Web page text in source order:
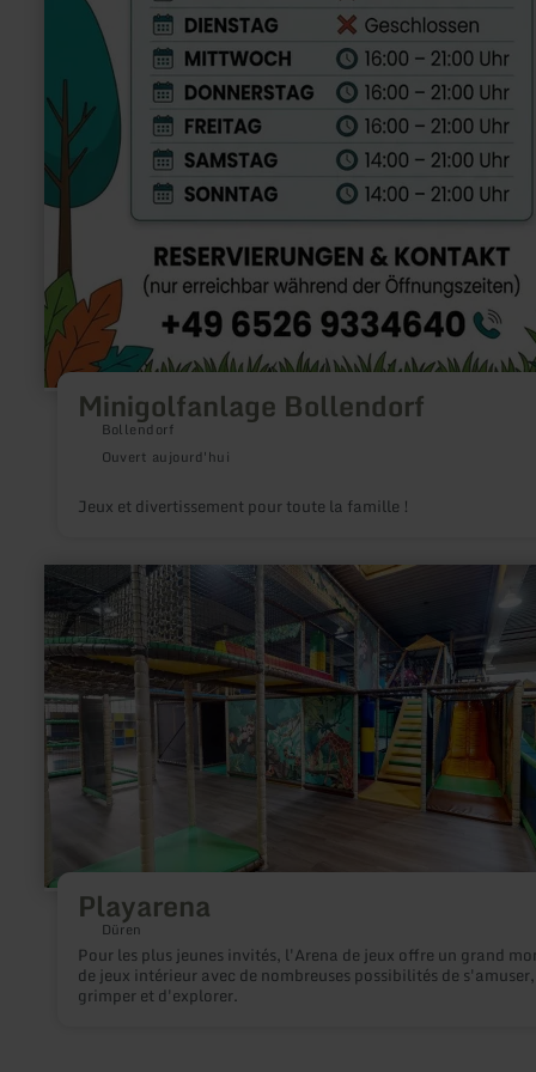
Minigolfanlage Bollendorf
Bollendorf
Ouvert aujourd'hui
Jeux et divertissement pour toute la famille !
Playarena
Düren
Pour les plus jeunes invités, l'Arena de jeux offre un grand
de jeux intérieur avec de nombreuses possibilités de
grimper et d'explorer.
savoir
plus
sur
:
Playarena